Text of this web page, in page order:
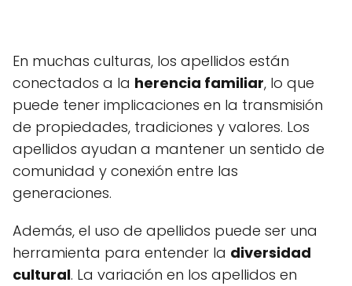
En muchas culturas, los apellidos están
conectados a la herencia familiar, lo que
puede tener implicaciones en la transmisión
de propiedades, tradiciones y valores. Los
apellidos ayudan a mantener un sentido de
comunidad y conexión entre las
generaciones.
Además, el uso de apellidos puede ser una
herramienta para entender la diversidad
cultural. La variación en los apellidos en